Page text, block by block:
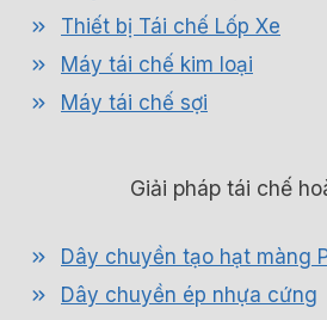
Thiết bị Tái chế Lốp Xe
Máy tái chế kim loại
Máy tái chế sợi
Giải pháp tái chế
Dây chuyền tạo hạt màng
Dây chuyền ép nhựa cứng